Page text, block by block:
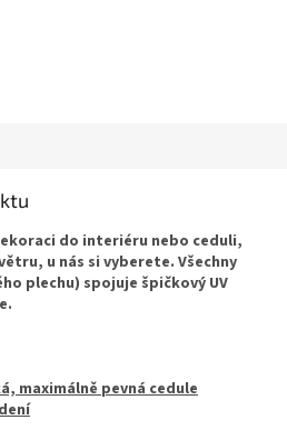
do interiéru nebo ceduli,
u nás si vyberete. Všechny
plechu) spojuje špičkový UV
maximálně pevná cedule